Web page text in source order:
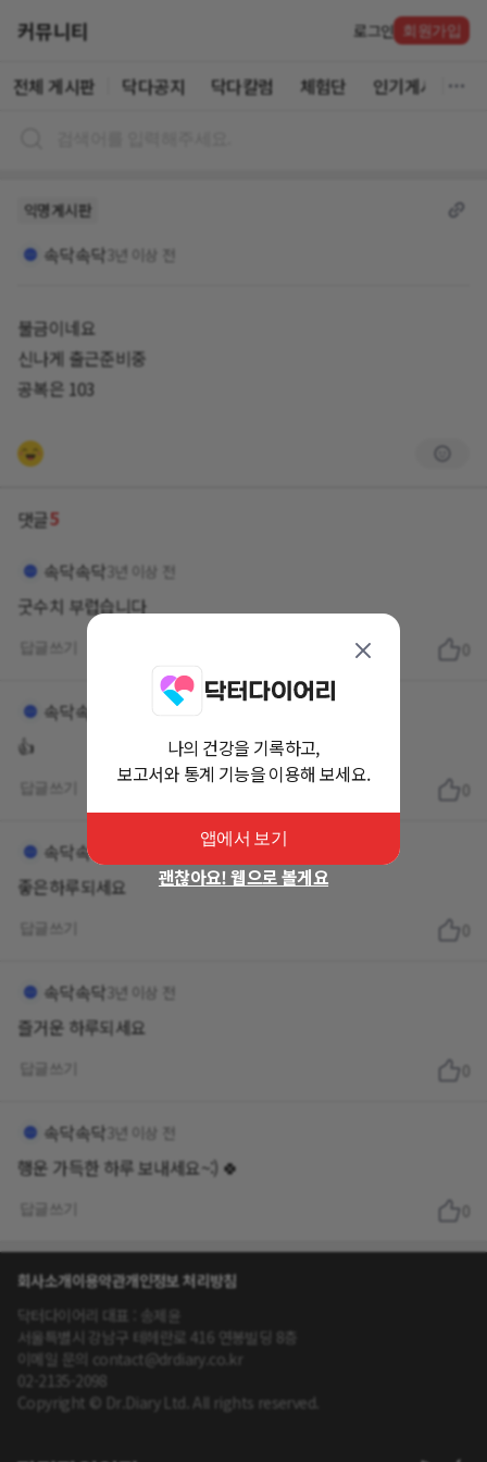
커뮤니티 로그인 회원가입
전체 게시판 닥다공지 닥다칼럼 체험단 인기게시글
익명게시판
속닥속닥 3년 이상 전
불금이네요
신나게 출근준비중
공복은 103
댓글5
속닥속닥 3년 이상 전
굿수치 부럽습니다
속닥속닥 3년 이상 전
👍
속닥속닥
좋은하루되세요
속닥속닥 3년 이상 전
즐거운 하루되세요
속닥속닥 3년 이상 전
행운 가득한 하루 보내세요~:) 🍀
회사소개이용약관개인정보 처리방침
닥터다이어리 대표 : 송제윤
서울특별시 강남구 테헤란로 416 연봉빌딩 8층
이메일 문의 contact@drdiary.co.kr
02-2135-2098
Copyright © Dr.Diary Ltd. All rights reserved.
나의 건강을 기록하고,
보고서와 통계 기능을 이용해 보세요.
앱에서 보기
괜찮아요! 웹으로 볼게요